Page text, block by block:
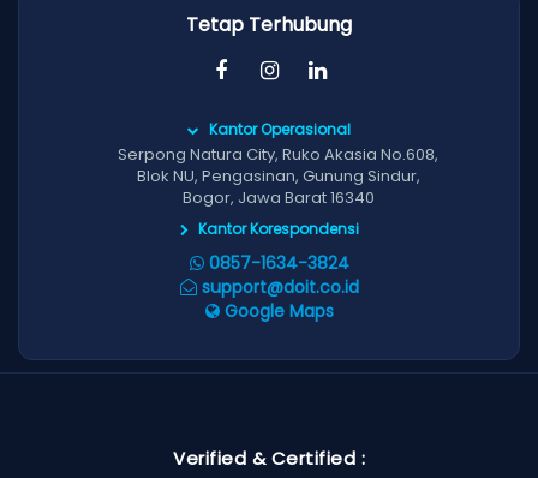
Tetap Terhubung
Kantor Operasional
Serpong Natura City, Ruko Akasia No.608,
Blok NU, Pengasinan, Gunung Sindur,
Bogor, Jawa Barat 16340
Kantor Korespondensi
0857-1634-3824
support@doit.co.id
Google Maps
Verified & Certified :